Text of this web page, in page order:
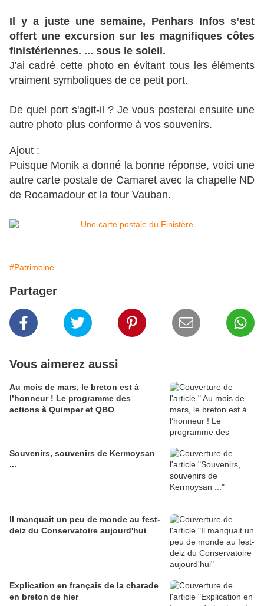
Il y a juste une semaine, Penhars Infos s’est
offert une excursion sur les magnifiques côtes
finistériennes. ... sous le soleil.
J'ai cadré cette photo en évitant tous les éléments
vraiment symboliques de ce petit port.
De quel port s'agit-il ? Je vous posterai ensuite une
autre photo plus conforme à vos souvenirs.
Ajout :
Puisque Monik a donné la bonne réponse, voici une
autre carte postale de Camaret avec la chapelle ND
de Rocamadour et la tour Vauban.
#Patrimoine
Partager
Vous aimerez aussi
Au mois de mars, le breton est à
l’honneur ! Le programme des
actions à Quimper et QBO
Souvenirs, souvenirs de Kermoysan
...
Il manquait un peu de monde au fest-
deiz du Conservatoire aujourd'hui
Explication en français de la charade
en breton de hier